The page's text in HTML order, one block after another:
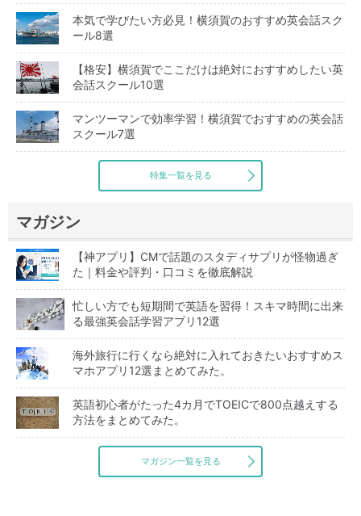
本気で学びたい方必見！横須賀のおすすめ英会話スク
ール8選
【格安】横須賀でここだけは絶対におすすめしたい英
会話スクール10選
マンツーマンで効率学習！横須賀でおすすめの英会話
スクール7選
特集一覧を見る
マガジン
【神アプリ】CMで話題のスタディサプリが怪物過ぎ
た｜料金や評判・口コミを徹底解説
忙しい方でも短期間で英語を習得！スキマ時間に出来
る最強英会話学習アプリ12選
海外旅行に行くなら絶対に入れておきたいおすすめス
マホアプリ12選まとめてみた。
英語初心者がたった4カ月でTOEICで800点越えする
方法をまとめてみた。
マガジン一覧を見る